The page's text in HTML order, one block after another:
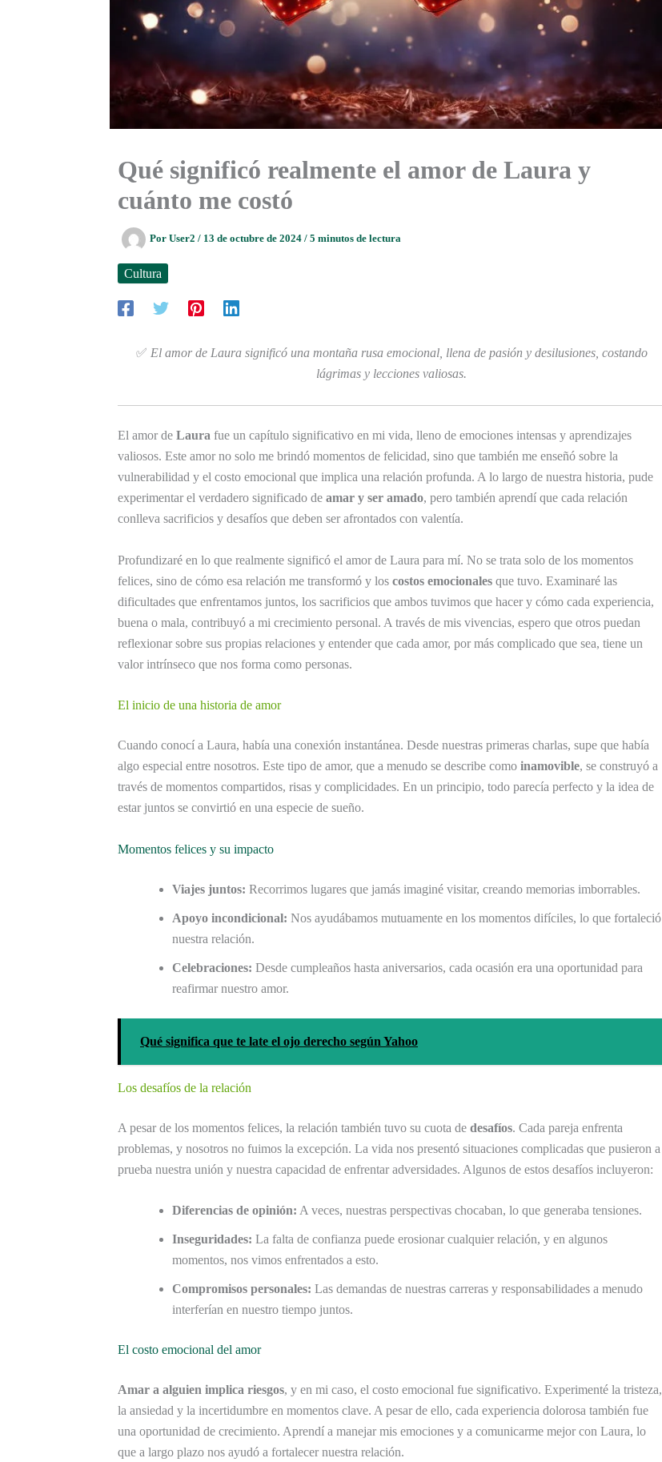
Qué significó realmente el amor de Laura y
cuánto me costó
Por User2 / 13 de octubre de 2024 / 5 minutos de lectura
Cultura
✅ El amor de Laura significó una montaña rusa emocional, llena de pasión y desilusiones, costando
lágrimas y lecciones valiosas.
El amor de Laura fue un capítulo significativo en mi vida, lleno de emociones intensas y aprendizajes
valiosos. Este amor no solo me brindó momentos de felicidad, sino que también me enseñó sobre la
vulnerabilidad y el costo emocional que implica una relación profunda. A lo largo de nuestra historia, pude
experimentar el verdadero significado de amar y ser amado, pero también aprendí que cada relación
conlleva sacrificios y desafíos que deben ser afrontados con valentía.
Profundizaré en lo que realmente significó el amor de Laura para mí. No se trata solo de los momentos
felices, sino de cómo esa relación me transformó y los costos emocionales que tuvo. Examinaré las
dificultades que enfrentamos juntos, los sacrificios que ambos tuvimos que hacer y cómo cada experiencia,
buena o mala, contribuyó a mi crecimiento personal. A través de mis vivencias, espero que otros puedan
reflexionar sobre sus propias relaciones y entender que cada amor, por más complicado que sea, tiene un
valor intrínseco que nos forma como personas.
El inicio de una historia de amor
Cuando conocí a Laura, había una conexión instantánea. Desde nuestras primeras charlas, supe que había
algo especial entre nosotros. Este tipo de amor, que a menudo se describe como inamovible, se construyó a
través de momentos compartidos, risas y complicidades. En un principio, todo parecía perfecto y la idea de
estar juntos se convirtió en una especie de sueño.
Momentos felices y su impacto
Viajes juntos: Recorrimos lugares que jamás imaginé visitar, creando memorias imborrables.
Apoyo incondicional: Nos ayudábamos mutuamente en los momentos difíciles, lo que fortaleció
nuestra relación.
Celebraciones: Desde cumpleaños hasta aniversarios, cada ocasión era una oportunidad para
reafirmar nuestro amor.
Qué significa que te late el ojo derecho según Yahoo
Los desafíos de la relación
A pesar de los momentos felices, la relación también tuvo su cuota de desafíos. Cada pareja enfrenta
problemas, y nosotros no fuimos la excepción. La vida nos presentó situaciones complicadas que pusieron a
prueba nuestra unión y nuestra capacidad de enfrentar adversidades. Algunos de estos desafíos incluyeron:
Diferencias de opinión: A veces, nuestras perspectivas chocaban, lo que generaba tensiones.
Inseguridades: La falta de confianza puede erosionar cualquier relación, y en algunos
momentos, nos vimos enfrentados a esto.
Compromisos personales: Las demandas de nuestras carreras y responsabilidades a menudo
interferían en nuestro tiempo juntos.
El costo emocional del amor
Amar a alguien implica riesgos, y en mi caso, el costo emocional fue significativo. Experimenté la tristeza,
la ansiedad y la incertidumbre en momentos clave. A pesar de ello, cada experiencia dolorosa también fue
una oportunidad de crecimiento. Aprendí a manejar mis emociones y a comunicarme mejor con Laura, lo
que a largo plazo nos ayudó a fortalecer nuestra relación.